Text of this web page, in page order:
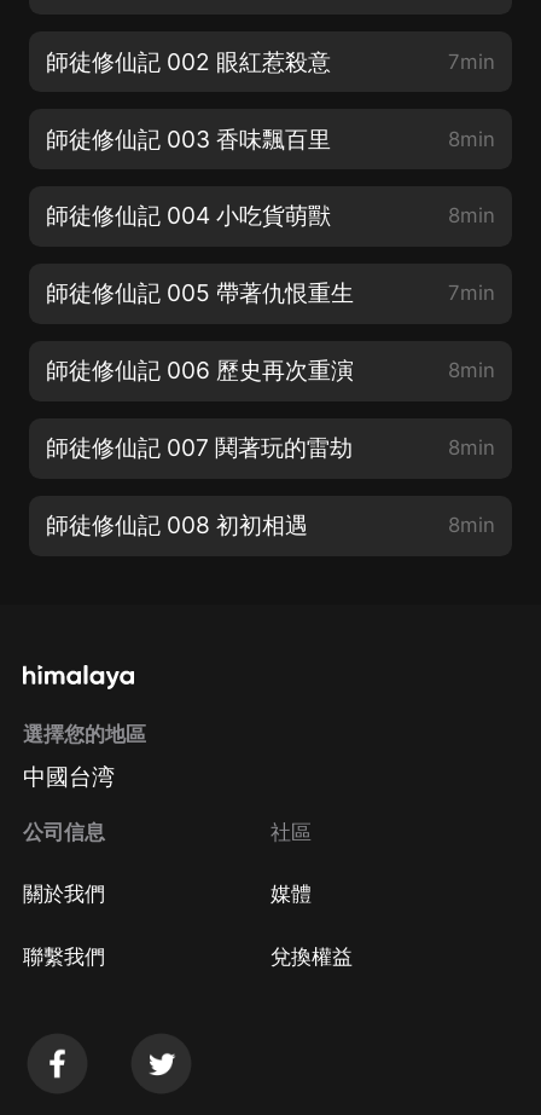
師徒修仙記 002 眼紅惹殺意 7min
師徒修仙記 003 香味飄百里 8min
師徒修仙記 004 小吃貨萌獸 8min
師徒修仙記 005 帶著仇恨重生 7min
師徒修仙記 006 歷史再次重演 8min
師徒修仙記 007 鬨著玩的雷劫 8min
師徒修仙記 008 初初相遇 8min
選擇您的地區
中國台湾
公司信息
關於我們
聯繫我們
社區
媒體
兌換權益